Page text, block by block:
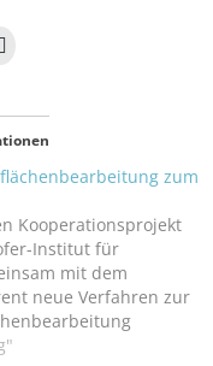
zum
Kooperationsprojekt
Institut für
mit dem
neue Verfahren zur
Excimer-Laser